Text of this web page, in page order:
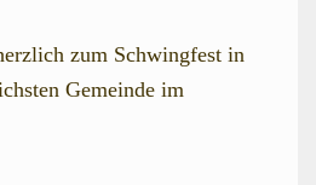
zum Schwingfest in
Gemeinde im